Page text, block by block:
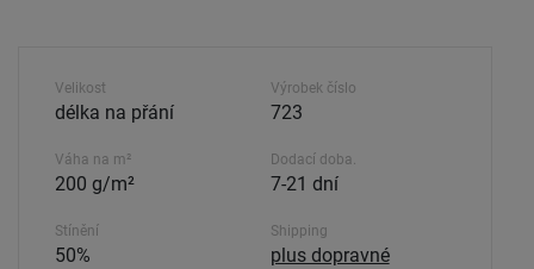
Velikost
délka na přání
Váha na m²
200 g/m²
Stínění
50%
Výrobek číslo
723
Dodací doba.
7-21 dní
Shipping
plus dopravné